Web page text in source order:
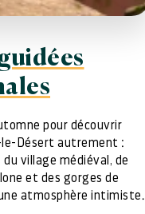
pour découvrir
Désert autrement :
village médiéval, de
et des gorges de
atmosphère intimiste.